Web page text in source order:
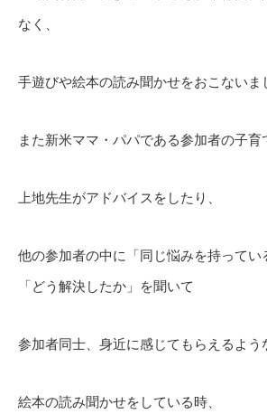
なく、
手遊びや絵本の読み聞かせをおこないま
また新米ママ・パパである参加者の子育
上地先生がアドバイスをしたり、
他の参加者の中に「同じ悩みを持ってい
「どう解決したか」を聞いて
参加者同士、身近に感じてもらえるよう
絵本の読み聞かせをしている時、